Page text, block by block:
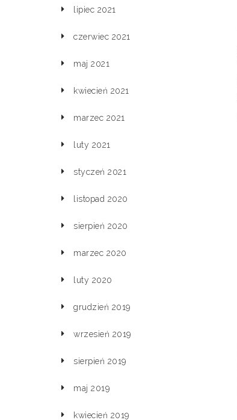
lipiec 2021
czerwiec 2021
maj 2021
kwiecień 2021
marzec 2021
luty 2021
styczeń 2021
listopad 2020
sierpień 2020
marzec 2020
luty 2020
grudzień 2019
wrzesień 2019
sierpień 2019
maj 2019
kwiecień 2019